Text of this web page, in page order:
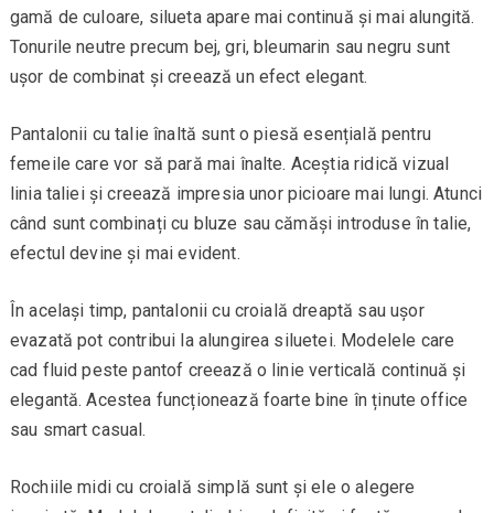
gamă de culoare, silueta apare mai continuă și mai alungită.
Tonurile neutre precum bej, gri, bleumarin sau negru sunt
ușor de combinat și creează un efect elegant.
Pantalonii cu talie înaltă sunt o piesă esențială pentru
femeile care vor să pară mai înalte. Aceștia ridică vizual
linia taliei și creează impresia unor picioare mai lungi. Atunci
când sunt combinați cu bluze sau cămăși introduse în talie,
efectul devine și mai evident.
În același timp, pantalonii cu croială dreaptă sau ușor
evazată pot contribui la alungirea siluetei. Modelele care
cad fluid peste pantof creează o linie verticală continuă și
elegantă. Acestea funcționează foarte bine în ținute office
sau smart casual.
Rochiile midi cu croială simplă sunt și ele o alegere